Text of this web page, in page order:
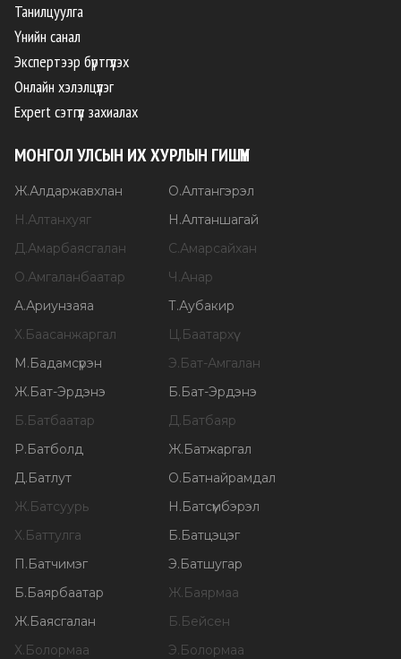
Танилцуулга
Үнийн санал
Экспертээр бүртгүүлэх
Онлайн хэлэлцүүлэг
Expert сэтгүүл захиалах
МОНГОЛ УЛСЫН ИХ ХУРЛЫН ГИШҮҮН
Ж.Алдаржавхлан О.Алтангэрэл
Н.Алтанхуяг Н.Алтаншагай
Д.Амарбаясгалан С.Амарсайхан
О.Амгаланбаатар Ч.Анар
А.Ариунзаяа Т.Аубакир
Х.Баасанжаргал Ц.Баатархүү
М.Бадамсүрэн Э.Бат-Амгалан
Ж.Бат-Эрдэнэ Б.Бат-Эрдэнэ
Б.Батбаатар Д.Батбаяр
Р.Батболд Ж.Батжаргал
Д.Батлут О.Батнайрамдал
Ж.Батсуурь Н.Батсүмбэрэл
Х.Баттулга Б.Батцэцэг
П.Батчимэг Э.Батшугар
Б.Баярбаатар Ж.Баярмаа
Ж.Баясгалан Б.Бейсен
Х.Болормаа Э.Болормаа